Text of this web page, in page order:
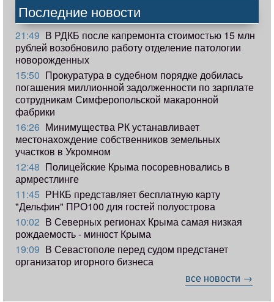
Последние новости
21:49 В РДКБ после капремонта стоимостью 15 млн
рублей возобновило работу отделение патологии
новорожденных
15:50 Прокуратура в судебном порядке добилась
погашения миллионной задолженности по зарплате
сотрудникам Симферопольской макаронной
фабрики
16:26 Минимущества РК устанавливает
местонахождение собственников земельных
участков в Укромном
12:48 Полицейские Крыма посоревновались в
армрестлинге
11:45 РНКБ представляет бесплатную карту
"Дельфин" ПРО100 для гостей полуострова
10:02 В Северных регионах Крыма самая низкая
рождаемость - минюст Крыма
19:09 В Севастополе перед судом предстанет
организатор игорного бизнеса
все новости →